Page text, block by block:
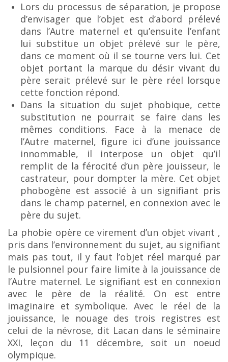
Lors du processus de séparation, je propose
d’envisager que l’objet est d’abord prélevé
dans l’Autre maternel et qu’ensuite l’enfant
lui substitue un objet prélevé sur le père,
dans ce moment où il se tourne vers lui. Cet
objet portant la marque du désir vivant du
père serait prélevé sur le père réel lorsque
cette fonction répond.
Dans la situation du sujet phobique, cette
substitution ne pourrait se faire dans les
mêmes
conditions. Face à la menace de
l’Autre maternel, figure ici d’une jouissance
innommable, il interpose
un objet qu’il
remplit de la férocité d’un père jouisseur, le
castrateur, pour dompter la mère. Cet objet
phobogène est associé à un signifiant pris
dans le champ paternel, en connexion avec le
père du sujet.
La phobie opère ce virement d’un objet vivant ,
pris dans l’environnement du sujet, au signifiant
mais pas tout, il y faut l’objet réel marqué par
le pulsionnel pour faire limite à la jouissance de
l’Autre maternel. Le signifiant est en connexion
avec le père de la réalité. On est entre
imaginaire et symbolique. Avec le réel de la
jouissance, le nouage des trois registres est
celui de la névrose, dit Lacan dans le séminaire
XXI, leçon du 11 décembre, soit un noeud
olympique.